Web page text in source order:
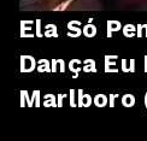
Ela Só
Dança
Marlboro